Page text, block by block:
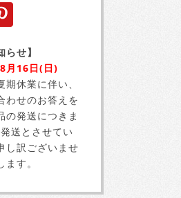
せ】
月16日(日)
休業に伴い、
わせのお答えを
の発送につきま
送とさせてい
し訳ございませ
す。